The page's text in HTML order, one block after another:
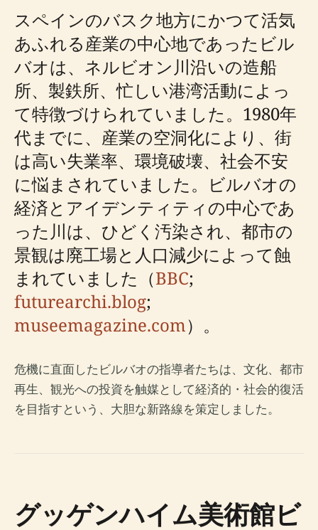
スペインのバスク地方にかつて活気
あふれる産業の中心地であったビル
バオは、ネルビオン川沿いの造船
所、製鉄所、忙しい港湾活動によっ
て特徴づけられていました。1980年
代までに、産業の空洞化により、街
は高い失業率、環境破壊、社会不安
に悩まされていました。ビルバオの
経済とアイデンティティの中心であ
った川は、ひどく汚染され、都市の
景観は廃工場と人口減少によって蝕
まれていました（BBC;
futurearchi.blog;
museemagazine.com）。
危機に直面したビルバオの指導者たちは、文化、都市
再生、観光への投資を触媒として経済的・社会的復活
を目指すという、大胆な新路線を策定しました。
グッゲンハイム美術館ビ